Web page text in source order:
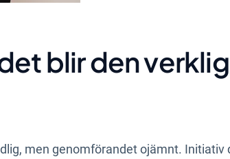
blir den
men genomförandet ojämnt. Initiativ